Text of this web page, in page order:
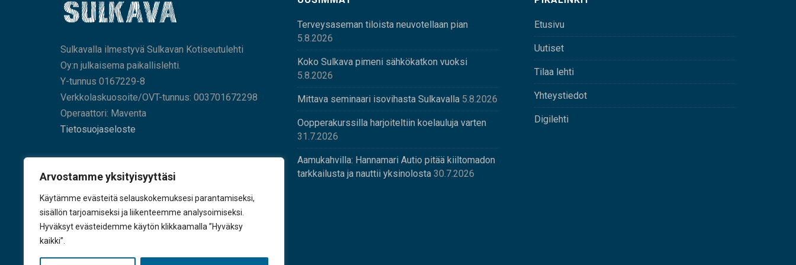
Arvostamme yksityisyyttäsi
Käytämme evästeitä selauskokemuksesi parantamiseksi,
sisällön tarjoamiseksi ja liikenteemme analysoimiseksi.
Hyväksyt evästeidemme käytön klikkaamalla ”Hyväksy
kaikki”.
Sulkavalla ilmestyvä Sulkavan Kotiseutulehti
Oy:n julkaisema paikallislehti.
Y-tunnus 0167229-8
Verkkolaskuosoite/OVT-tunnus: 003701672298
Operaattori: Maventa
Tietosuojaseloste
KÄY TYKKÄÄMÄSSÄ
Terveysaseman tiloista neuvotellaan pian
5.8.2026
Koko Sulkava pimeni sähkökatkon vuoksi
5.8.2026
Mittava seminaari isovihasta Sulkavalla 5.8.2026
Oopperakurssilla harjoiteltiin koelauluja varten
31.7.2026
Aamukahvilla: Hannamari Autio pitää kiiltomadon
tarkkailusta ja nauttii yksinolosta 30.7.2026
Etusivu
Uutiset
Tilaa lehti
Yhteystiedot
Digilehti